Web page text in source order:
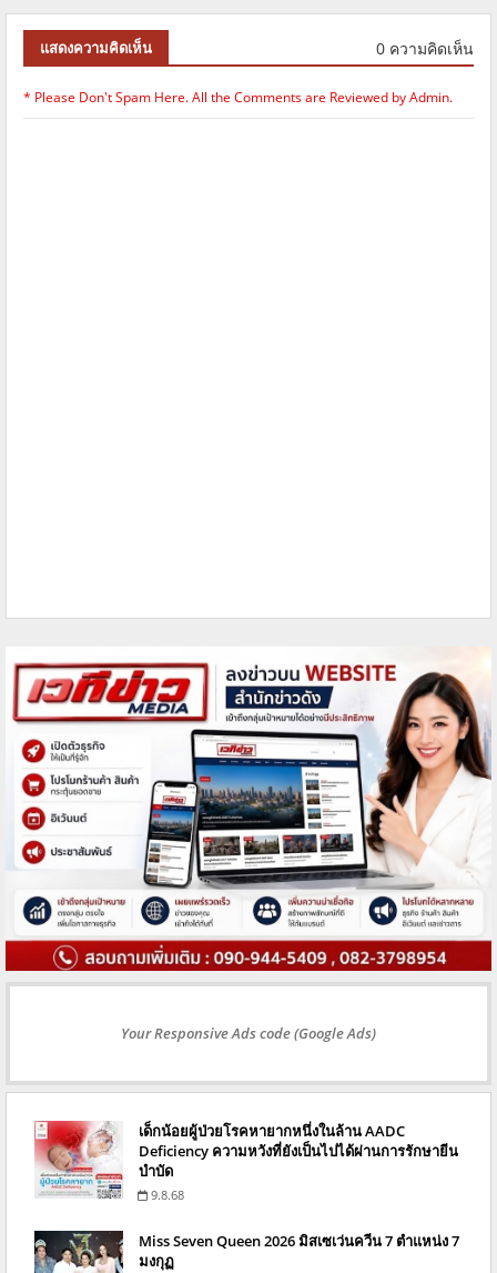
แสดงความคิดเห็น 0 ความคิดเห็น
* Please Don't Spam Here. All the Comments are Reviewed by Admin.
Your Responsive Ads code (Google Ads)
เด็กน้อยผู้ป่วยโรคหายากหนึ่งในล้าน AADC
Deficiency ความหวังที่ยังเป็นไปได้ผ่านการรักษายีน
บำบัด
9.8.68
Miss Seven Queen 2026 มิสเซเว่นควีน 7 ตำแหน่ง 7
มงกุฏ